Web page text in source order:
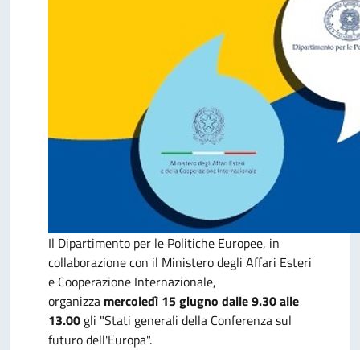
Il Dipartimento per le Politiche Europee, in
collaborazione con il Ministero degli Affari Esteri
e Cooperazione Internazionale,
organizza mercoledì 15 giugno dalle 9.30 alle
13.00 gli "Stati generali della Conferenza sul
futuro dell'Europa".